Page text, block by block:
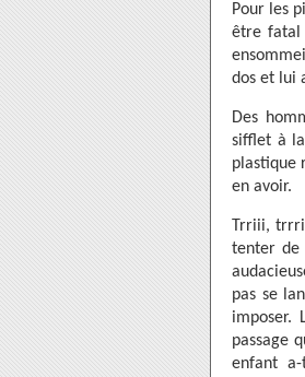
Pour les
être fatal
dos et lui
Des
sifflet à
plastique
en avoir.
Trriii,
tenter de
pas se
imposer.
passage
enfant a-